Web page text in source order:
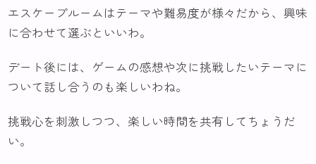
エスケープルームはテーマや難易度が様々だから、興味
に合わせて選ぶといいわ。
デート後には、ゲームの感想や次に挑戦したいテーマに
ついて話し合うのも楽しいわね。
挑戦心を刺激しつつ、楽しい時間を共有してちょうだ
い。